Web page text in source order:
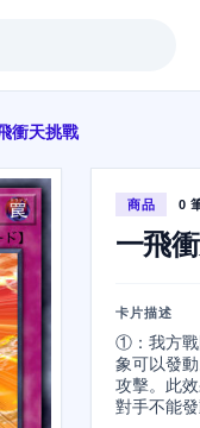
衝天挑戰
商品 0
一飛
卡片描述
①：我方戰
象可以發
攻擊。此
對手不能